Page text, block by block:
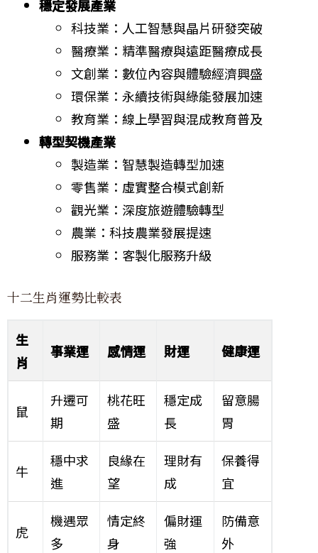
穩定發展產業
科技業：人工智慧與晶片研發突破
醫療業：精準醫療與遠距醫療成長
文創業：數位內容與體驗經濟興盛
環保業：永續技術與綠能發展加速
教育業：線上學習與混成教育普及
轉型契機產業
製造業：智慧製造轉型加速
零售業：虛實整合模式創新
觀光業：深度旅遊體驗轉型
農業：科技農業發展提速
服務業：客製化服務升級
十二生肖運勢比較表
生
肖
事業運 感情運 財運 健康運
鼠
升遷可
期
桃花旺
盛
穩定成
長
留意腸
胃
牛
穩中求
進
良緣在
望
理財有
成
保養得
宜
虎
機遇眾
多
情定終
身
偏財運
強
防備意
外